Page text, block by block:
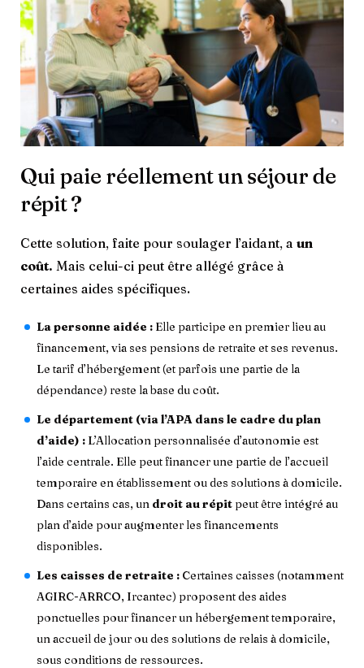
Qui paie réellement un séjour de
répit ?
Cette solution, faite pour soulager l’aidant, a un
coût. Mais celui-ci peut être allégé grâce à
certaines aides spécifiques.
La personne aidée : Elle participe en premier lieu au
financement, via ses pensions de retraite et ses revenus.
Le tarif d’hébergement (et parfois une partie de la
dépendance) reste la base du coût.
Le département (via l’APA dans le cadre du plan
d’aide) : L’Allocation personnalisée d’autonomie est
l’aide centrale. Elle peut financer une partie de l’accueil
temporaire en établissement ou des solutions à domicile.
Dans certains cas, un droit au répit peut être intégré au
plan d’aide pour augmenter les financements
disponibles.
Les caisses de retraite : Certaines caisses (notamment
AGIRC-ARRCO, Ircantec) proposent des aides
ponctuelles pour financer un hébergement temporaire,
un accueil de jour ou des solutions de relais à domicile,
sous conditions de ressources.